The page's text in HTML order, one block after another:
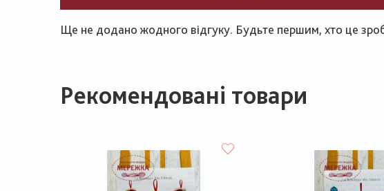
Ще не додано жодного відгуку. Будьте першим, хто це
Рекомендовані товари